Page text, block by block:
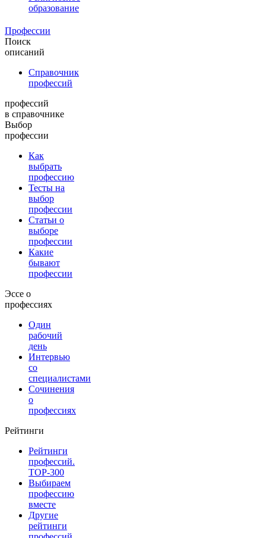
образование
Профессии
Поиск
описаний
Справочник
профессий
профессий
в справочнике
Выбор
профессии
Как
выбрать
профессию
Тесты на
выбор
профессии
Статьи о
выборе
профессии
Какие
бывают
профессии
Эссе о
профессиях
Один
рабочий
день
Интервью
со
специалистами
Сочинения
о
профессиях
Рейтинги
Рейтинги
профессий.
TOP-300
Выбираем
профессию
вместе
Другие
рейтинги